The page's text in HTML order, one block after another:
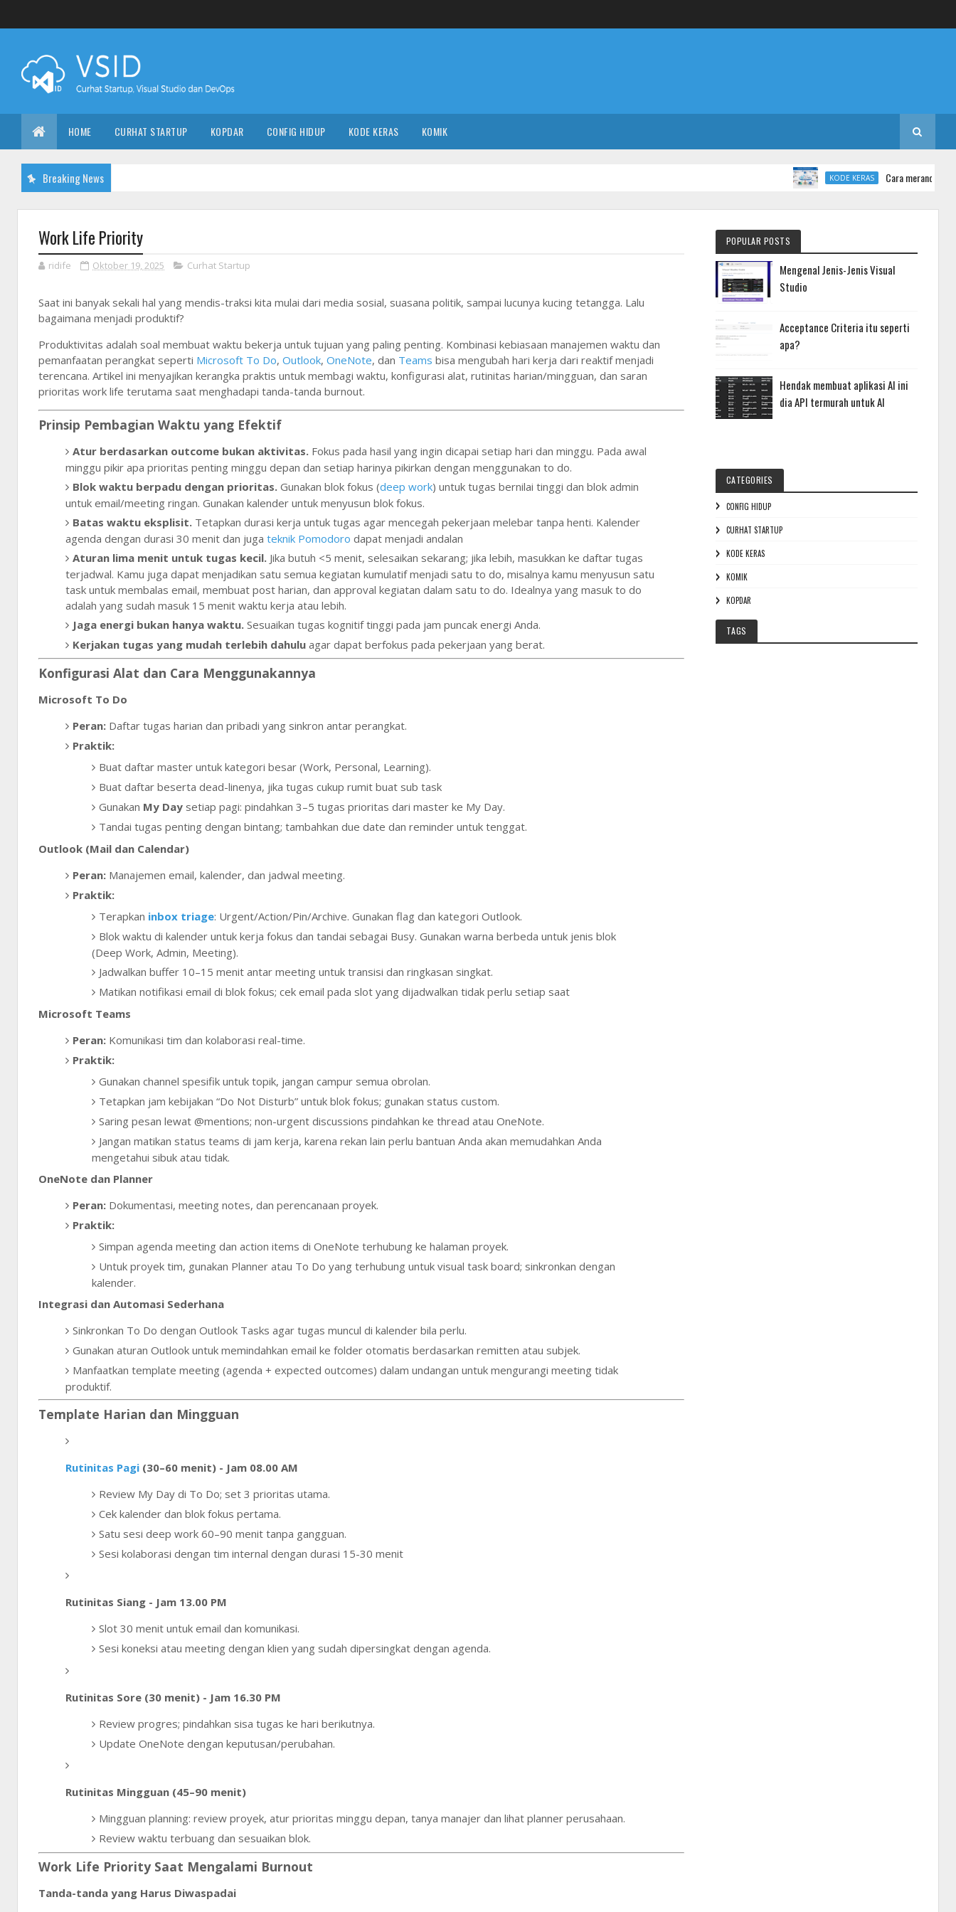
HOME CURHAT STARTUP KOPDAR CONFIG HIDUP KODE KERAS KOMIK
Breaking News KODE KERAS Cara merancang database
Work Life Priority
ridife Oktober 19, 2025 Curhat Startup
Saat ini banyak sekali hal yang mendis-traksi kita mulai dari media sosial, suasana politik, sampai lucunya kucing tetangga. Lalu
bagaimana menjadi produktif?
Produktivitas adalah soal membuat waktu bekerja untuk tujuan yang paling penting. Kombinasi kebiasaan manajemen waktu dan
pemanfaatan perangkat seperti Microsoft To Do, Outlook, OneNote, dan Teams bisa mengubah hari kerja dari reaktif menjadi
terencana. Artikel ini menyajikan kerangka praktis untuk membagi waktu, konfigurasi alat, rutinitas harian/mingguan, dan saran
prioritas work life terutama saat menghadapi tanda-tanda burnout.
Prinsip Pembagian Waktu yang Efektif
Atur berdasarkan outcome bukan aktivitas.Fokus pada hasil yang ingin dicapai setiap hari dan minggu. Pada awal
minggu pikir apa prioritas penting minggu depan dan setiap harinya pikirkan dengan menggunakan to do.
Blok waktu berpadu dengan prioritas.Gunakan blok fokus (deep work) untuk tugas bernilai tinggi dan blok admin
untuk email/meeting ringan. Gunakan kalender untuk menyusun blok fokus.
Batas waktu eksplisit.Tetapkan durasi kerja untuk tugas agar mencegah pekerjaan melebar tanpa henti. Kalender
agenda dengan durasi 30 menit dan juga teknik Pomodoro dapat menjadi andalan
Aturan lima menit untuk tugas kecil.Jika butuh <5 menit, selesaikan sekarang; jika lebih, masukkan ke daftar tugas
terjadwal. Kamu juga dapat menjadikan satu semua kegiatan kumulatif menjadi satu to do, misalnya kamu menyusun satu
task untuk membalas email, membuat post harian, dan approval kegiatan dalam satu to do. Idealnya yang masuk to do
adalah yang sudah masuk 15 menit waktu kerja atau lebih.
Jaga energi bukan hanya waktu.Sesuaikan tugas kognitif tinggi pada jam puncak energi Anda.
Kerjakan tugas yang mudah terlebih dahulu agar dapat berfokus pada pekerjaan yang berat.
Konfigurasi Alat dan Cara Menggunakannya
Microsoft To Do
Peran:Daftar tugas harian dan pribadi yang sinkron antar perangkat.
Praktik:
Buat daftar master untuk kategori besar (Work, Personal, Learning).
Buat daftar beserta dead-linenya, jika tugas cukup rumit buat sub task
Gunakan My Day setiap pagi: pindahkan 3–5 tugas prioritas dari master ke My Day.
Tandai tugas penting dengan bintang; tambahkan due date dan reminder untuk tenggat.
Outlook (Mail dan Calendar)
Peran:Manajemen email, kalender, dan jadwal meeting.
Praktik:
Terapkan inbox triage: Urgent/Action/Pin/Archive. Gunakan flag dan kategori Outlook.
Blok waktu di kalender untuk kerja fokus dan tandai sebagai Busy. Gunakan warna berbeda untuk jenis blok
(Deep Work, Admin, Meeting).
Jadwalkan buffer 10–15 menit antar meeting untuk transisi dan ringkasan singkat.
Matikan notifikasi email di blok fokus; cek email pada slot yang dijadwalkan tidak perlu setiap saat
Microsoft Teams
Peran:Komunikasi tim dan kolaborasi real-time.
Praktik:
Gunakan channel spesifik untuk topik, jangan campur semua obrolan.
Tetapkan jam kebijakan “Do Not Disturb” untuk blok fokus; gunakan status custom.
Saring pesan lewat @mentions; non-urgent discussions pindahkan ke thread atau OneNote.
Jangan matikan status teams di jam kerja, karena rekan lain perlu bantuan Anda akan memudahkan Anda
mengetahui sibuk atau tidak.
OneNote dan Planner
Peran:Dokumentasi, meeting notes, dan perencanaan proyek.
Praktik:
Simpan agenda meeting dan action items di OneNote terhubung ke halaman proyek.
Untuk proyek tim, gunakan Planner atau To Do yang terhubung untuk visual task board; sinkronkan dengan
kalender.
Integrasi dan Automasi Sederhana
Sinkronkan To Do dengan Outlook Tasks agar tugas muncul di kalender bila perlu.
Gunakan aturan Outlook untuk memindahkan email ke folder otomatis berdasarkan remitten atau subjek.
Manfaatkan template meeting (agenda + expected outcomes) dalam undangan untuk mengurangi meeting tidak
produktif.
Template Harian dan Mingguan
Rutinitas Pagi(30–60 menit) - Jam 08.00 AM
Review My Day di To Do; set 3 prioritas utama.
Cek kalender dan blok fokus pertama.
Satu sesi deep work 60–90 menit tanpa gangguan.
Sesi kolaborasi dengan tim internal dengan durasi 15-30 menit
Rutinitas Siang - Jam 13.00 PM
Slot 30 menit untuk email dan komunikasi.
Sesi koneksi atau meeting dengan klien yang sudah dipersingkat dengan agenda.
Rutinitas Sore (30 menit) - Jam 16.30 PM
Review progres; pindahkan sisa tugas ke hari berikutnya.
Update OneNote dengan keputusan/perubahan.
Rutinitas Mingguan (45–90 menit)
Mingguan planning: review proyek, atur prioritas minggu depan, tanya manajer dan lihat planner perusahaan.
Review waktu terbuang dan sesuaikan blok.
Work Life Priority Saat Mengalami Burnout
Tanda-tanda yang Harus Diwaspadai
POPULAR POSTS
Mengenal Jenis-Jenis Visual
Studio
Acceptance Criteria itu seperti
apa?
Hendak membuat aplikasi AI ini
dia API termurah untuk AI
CATEGORIES
CONFIG HIDUP
CURHAT STARTUP
KODE KERAS
KOMIK
KOPDAR
TAGS